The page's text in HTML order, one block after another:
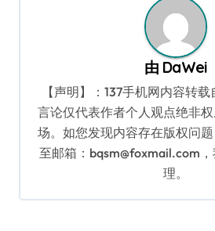
由 DaWei
【声明】：137手机网内容转
言论仅代表作者个人观点绝非
场。如您发现内容存在版权问
至邮箱：bqsm@foxmail.com
理。